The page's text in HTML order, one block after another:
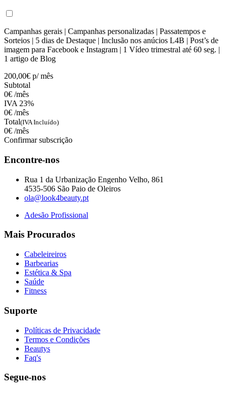
Campanhas gerais | Campanhas personalizadas | Passatempos e
Sorteios | 5 dias de Destaque | Inclusão nos anúcios L4B | Post’s de
imagem para Facebook e Instagram | 1 Vídeo trimestral até 60 seg. |
1 artigo de Blog
200,00€ p/ mês
Subtotal
0€ /mês
IVA 23%
0€ /mês
Total(IVA Incluído)
0€ /mês
Confirmar subscrição
Encontre-nos
Rua 1 da Urbanização Engenho Velho, 861
4535-506 São Paio de Oleiros
ola@look4beauty.pt
Adesão Profissional
Mais Procurados
Cabeleireiros
Barbearias
Estética & Spa
Saúde
Fitness
Suporte
Políticas de Privacidade
Termos e Condições
Beautys
Faq's
Segue-nos